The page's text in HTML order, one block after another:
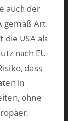
auch der
gemäß Art.
die USA als
nach EU-
dass
in
ohne